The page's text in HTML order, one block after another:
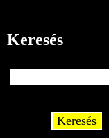
Keresés
Keresés